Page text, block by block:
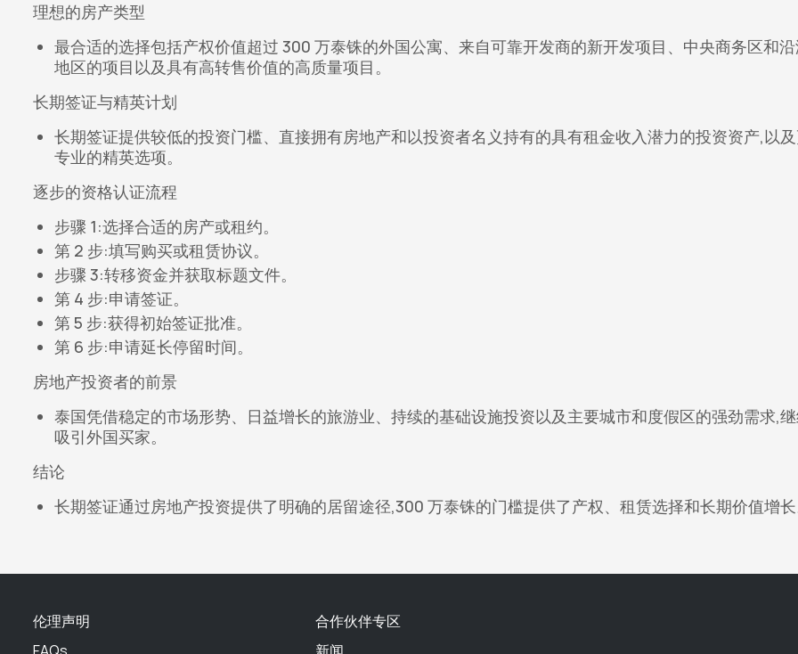
理想的房产类型
最合适的选择包括产权价值超过 300 万泰铢的外国公寓、来自可靠开发商的新开发项目、中央商务区和
地区的项目以及具有高转售价值的高质量项目。
长期签证与精英计划
长期签证提供较低的投资门槛、直接拥有房地产和以投资者名义持有的具有租金收入潜力的投资资产,以
专业的精英选项。
逐步的资格认证流程
步骤 1:选择合适的房产或租约。
第 2 步:填写购买或租赁协议。
步骤 3:转移资金并获取标题文件。
第 4 步:申请签证。
第 5 步:获得初始签证批准。
第 6 步:申请延长停留时间。
房地产投资者的前景
泰国凭借稳定的市场形势、日益增长的旅游业、持续的基础设施投资以及主要城市和度假区的强劲需求,
吸引外国买家。
结论
长期签证通过房地产投资提供了明确的居留途径,300 万泰铢的门槛提供了产权、租赁选择和长期价值增
伦理声明
合作伙伴专区